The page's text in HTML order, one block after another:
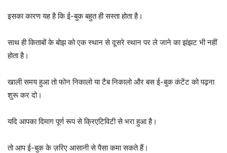
इसका कारण यह है कि ई-बुक बहुत ही सस्ता होता है।
साथ ही किताबों के बोझ को एक स्थान से दूसरे स्थान पर ले जाने का झंझट भी नहीं
होता है।
खाली समय हुआ तो फोन निकालो या टैब निकालो और बस ई-बुक कंटेंट को पढ़ना
शुरू कर दो।
यदि आपका दिमाग पूर्ण रूप से क्रिएटिविटी से भरा हुआ है।
तो आप ई-बुक के ज़रिए आसानी से पैसा कमा सकते हैं।